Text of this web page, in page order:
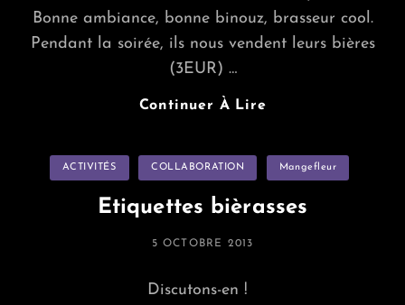
Bonne ambiance, bonne binouz, brasseur cool.
Pendant la soirée, ils nous vendent leurs bières
(3EUR) …
Continuer À LirePremiers
Fermentation,
Session
Categories
ACTIVITÉS COLLABORATION Mangefleur
Etiquettes bièrasses
POSTED
5 OCTOBRE 2013
Discutons-en !